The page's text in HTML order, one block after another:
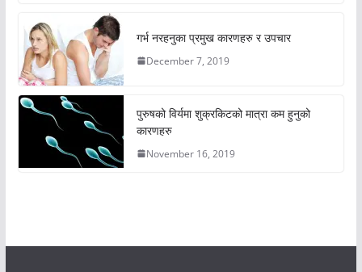
गर्भ नरहनुका प्रमुख कारणहरु र उपचार
December 7, 2019
पुरुषको विर्यमा शुक्रकिटको मात्रा कम हुनुको
कारणहरु
November 16, 2019